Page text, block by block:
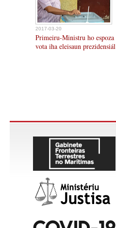
2017-03-20
Primeiru-Ministru ho espoza
vota iha eleisaun prezidensiál